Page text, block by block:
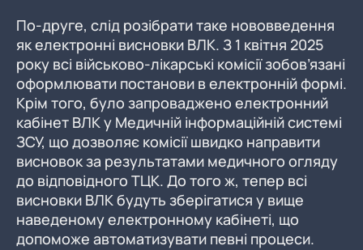
По-друге, слід розібрати таке нововведення
як електронні висновки ВЛК. З 1 квітня 2025
року всі військово-лікарські комісії зобов’язані
оформлювати постанови в електронній формі.
Крім того, було запроваджено електронний
кабінет ВЛК у Медичній інформаційній системі
ЗСУ, що дозволяє комісії швидко направити
висновок за результатами медичного огляду
до відповідного ТЦК. До того ж, тепер всі
висновки ВЛК будуть зберігатися у вище
наведеному електронному кабінеті, що
допоможе автоматизувати певні процеси.